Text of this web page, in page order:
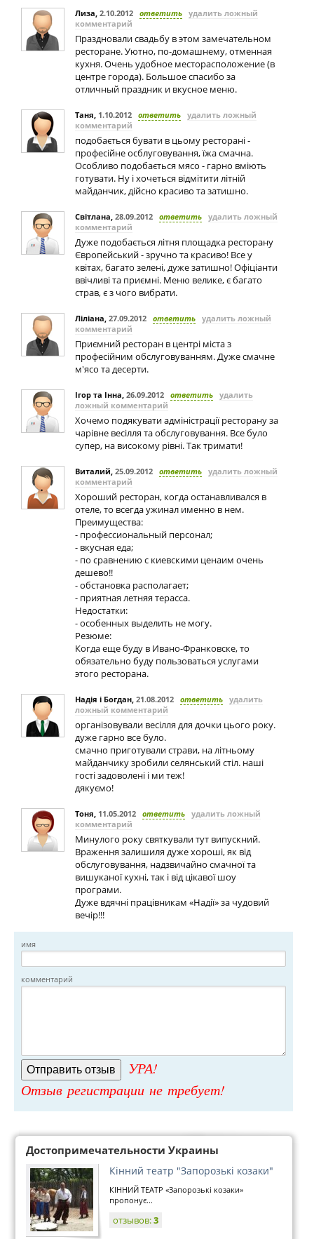
Лиза, 2.10.2012 ответить удалить ложный
комментарий
Праздновали свадьбу в этом замечательном
ресторане. Уютно, по-домашнему, отменная
кухня. Очень удобное месторасположение (в
центре города). Большое спасибо за
отличный праздник и вкусное меню.
Таня, 1.10.2012 ответить удалить ложный
комментарий
подобається бувати в цьому ресторані -
професійне осблуговування, їжа смачна.
Особливо подобається мясо - гарно вміють
готувати. Ну і хочеться відмітити літній
майданчик, дійсно красиво та затишно.
Світлана, 28.09.2012 ответить удалить ложный
комментарий
Дуже подобається літня площадка ресторану
Європейський - зручно та красиво! Все у
квітах, багато зелені, дуже затишно! Офіціанти
ввічливі та приємні. Меню велике, є багато
страв, є з чого вибрати.
Ліліана, 27.09.2012 ответить удалить ложный
комментарий
Приємний ресторан в центрі міста з
професійним обслуговуванням. Дуже смачне
м'ясо та десерти.
Ігор та Інна, 26.09.2012 ответить удалить
ложный комментарий
Хочемо подякувати адміністрації ресторану за
чарівне весілля та обслуговування. Все було
супер, на високому рівні. Так тримати!
Виталий, 25.09.2012 ответить удалить ложный
комментарий
Хороший ресторан, когда останавливался в
отеле, то всегда ужинал именно в нем.
Преимущества:
- профессиональный персонал;
- вкусная еда;
- по сравнению с киевскими ценаим очень
дешево!!
- обстановка располагает;
- приятная летняя терасса.
Недостатки:
- особенных выделить не могу.
Резюме:
Когда еще буду в Ивано-Франковске, то
обязательно буду пользоваться услугами
этого ресторана.
Надія і Богдан, 21.08.2012 ответить удалить
ложный комментарий
організовували весілля для дочки цього року.
дуже гарно все було.
смачно приготували страви, на літньому
майданчику зробили селянський стіл. наші
гості задоволені і ми теж!
дякуємо!
Тоня, 11.05.2012 ответить удалить ложный
комментарий
Минулого року святкували тут випускний.
Враження залишиля дуже хороші, як від
обслуговування, надзвичайно смачної та
вишуканої кухні, так і від цікавої шоу
програми.
Дуже вдячні працівникам «Надії» за чудовий
вечір!!!
имя
комментарий
УРА!
Отзыв регистрации не требует!
Достопримечательности Украины
Кінний театр "Запорозькі козаки"
КІННИЙ ТЕАТР «Запорозькі козаки»
пропонує...
отзывов:3